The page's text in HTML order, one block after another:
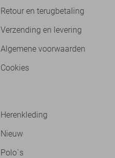
Retour en terugbetaling
Verzending en levering
Algemene voorwaarden
Cookies
Herenkleding
Nieuw
Polo`s